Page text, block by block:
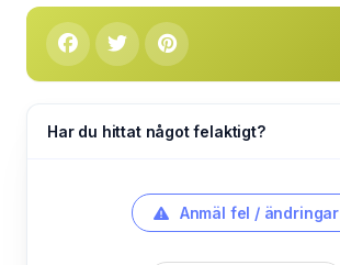
Har du hittat något felaktigt?
Anmäl fel / ändringar